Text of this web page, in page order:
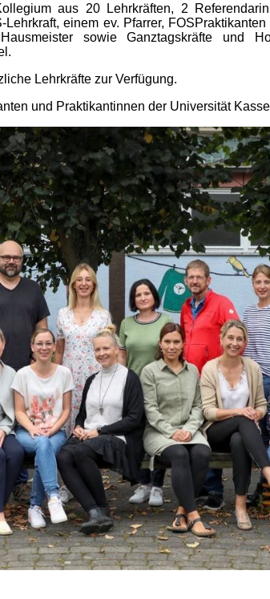
aus 20 Lehrkräften, 2
einem ev. Pfarrer,
sowie Ganztagskräfte und
Lehrkräfte zur Verfügung.
und Praktikantinnen der Universität